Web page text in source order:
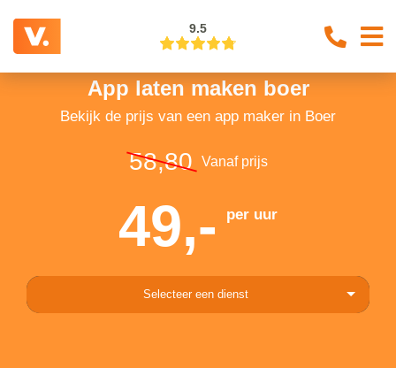
9.5
App laten maken boer
Bekijk de prijs van een app maker in Boer
58,80 Vanaf prijs
49,- per uur
Selecteer een dienst